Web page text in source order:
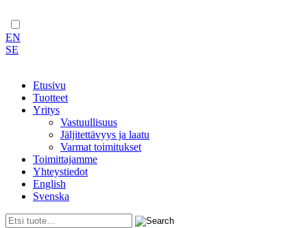
EN
SE
Etusivu
Tuotteet
Yritys
Vastuullisuus
Jäljitettävyys ja laatu
Varmat toimitukset
Toimittajamme
Yhteystiedot
English
Svenska